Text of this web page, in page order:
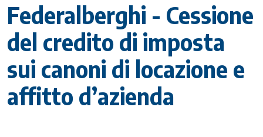
Federalberghi - Cessione
del credito di imposta
sui canoni di locazione e
affitto d’azienda